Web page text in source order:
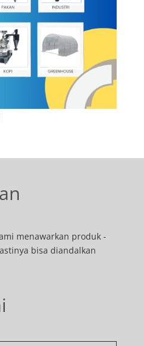
menawarkan produk -
bisa diandalkan